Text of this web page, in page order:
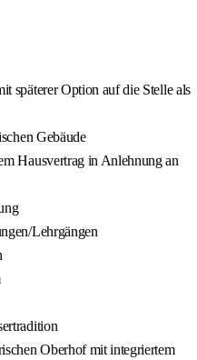
späterer Option auf die Stelle als
Gebäude
Hausvertrag in Anlehnung an
Lehrgängen
Oberhof mit integriertem